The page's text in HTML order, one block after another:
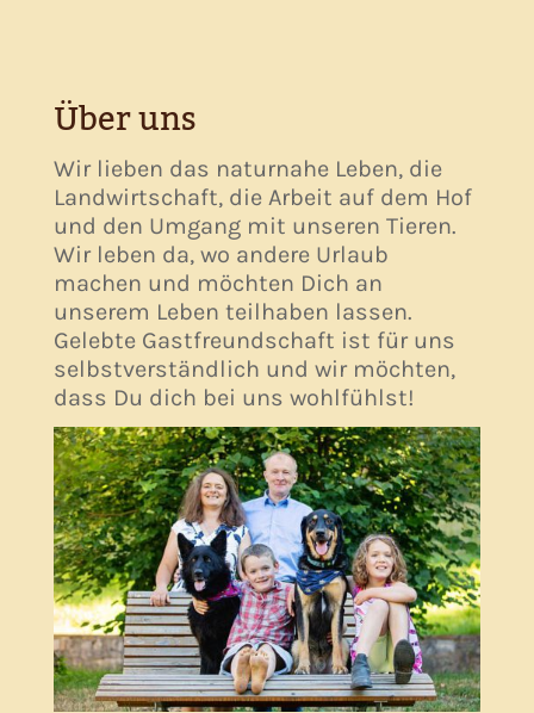
Über uns
Wir lieben das naturnahe Leben, die
Landwirtschaft, die Arbeit auf dem Hof
und den Umgang mit unseren Tieren.
Wir leben da, wo andere Urlaub
machen und möchten Dich an
unserem Leben teilhaben lassen.
Gelebte Gastfreundschaft ist für uns
selbstverständlich und wir möchten,
dass Du dich bei uns wohlfühlst!